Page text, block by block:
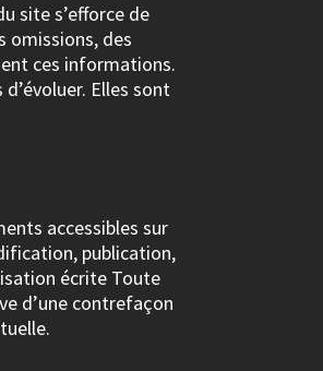
site s’efforce de
omissions, des
ces informations.
Elles sont
accessibles sur
publication,
écrite Toute
d’une contrefaçon